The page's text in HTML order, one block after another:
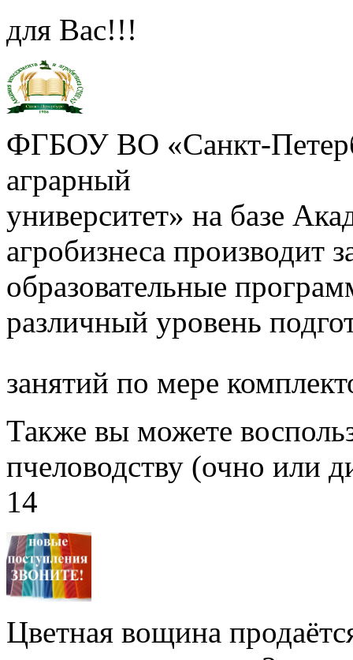
для Вас!!!
ФГБОУ ВО «Санкт-
аграрный
университет» на базе
агробизнеса производит
образовательные
различный уровень
занятий по мере
Также вы можете
пчеловодству (очно или
14
Цветная вощина